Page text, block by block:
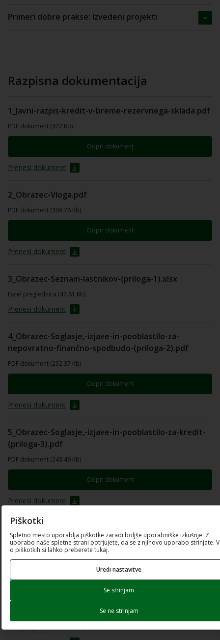
Primeri dobre prakse: Izvedeni projekti
Razpisna dokumentacija
1_Javni-razpis-kredit-v-breme-rezervnega-sklada.pdf
PDF dokument (472 Kb)
Odpri dokument
Prenesi dokument
2_Obrazec-Vloga.pdf
PDF dokument (306.76 Kb)
Odpri dokument
Prenesi dokument
3_Obrazec-Seznam-lastnikov-(priloga-1).xlsx
Excel preglednica (47.61 Kb)
Prenesi dokument
4_Obrazec-Soglasje,-izjave-in-pooblastilo-za-
nepovratno-finančno-spodbudo-(priloga-2).pdf
PDF dokument (232.37 Kb)
Odpri dokument
Prenesi dokument
5_Obrazec-Soglasje,-izjave-in-pooblastilo-za-kredit-
(priloga-3).pdf
PDF dokument (243.49 Kb)
Odpri dokument
Prenesi dokument
6_Obrazec-De-minimis-(priloga-4).pdf
PDF dokument (136.18 Kb)
Prenesi dokument
7_Obrazec-Finančni-podatki-o-naložbi-(priloga-5).xlsx
Excel preglednica (65.88 Kb)
Piškotki
Spletno mesto uporablja piškotke zaradi boljše uporabniške izkušnje. Z
uporabo naše spletne strani potrjujete, da se z njihovo uporabo strinjate.
o piškotkih si lahko preberete tukaj.
Uredi nastavitve
Se strinjam
Se ne strinjam